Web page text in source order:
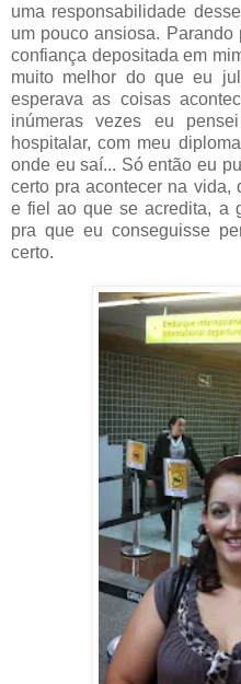
uma responsabilidade
um pouco ansiosa.
confiança depositada em
muito melhor do que eu
esperava as coisas
inúmeras vezes eu
hospitalar, com meu
onde eu saí... Só então eu
certo pra acontecer na vida,
e fiel ao que se acredita, a
pra que eu conseguisse
certo.